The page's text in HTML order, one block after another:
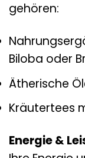
gehören:
Biloba oder
Ätherische
Kräutertees
Energie &